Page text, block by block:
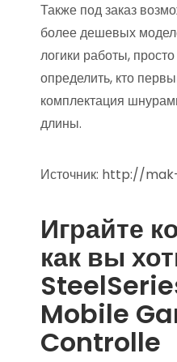
Также под заказ
более дешевых
логики работы,
определить, кто
комплектация
длины.
Источник: http://
Играйте
как вы
Mobile
Controlle